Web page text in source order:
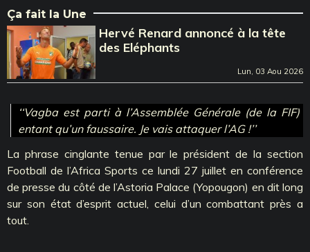
Ça fait la Une
Hervé Renard annoncé à la tête
des Eléphants
Lun, 03 Aou 2026
‘‘Vagba est parti à l’Assemblée Générale (de la FIF)
entant qu’un faussaire. Je vais attaquer l’AG !’’
La phrase cinglante tenue par le président de la section
Football de l’Africa Sports ce lundi 27 juillet en conférence
de presse du côté de l’Astoria Palace (Yopougon) en dit long
sur son état d’esprit actuel, celui d’un combattant près a
tout.